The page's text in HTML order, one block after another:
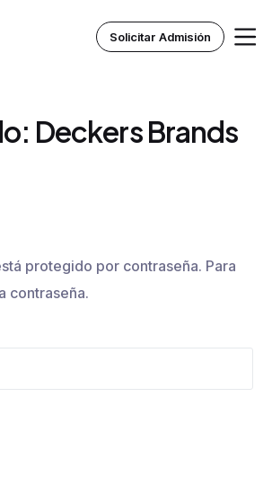
Solicitar Admisión
Deckers Brands
protegido por contraseña. Para
contraseña.